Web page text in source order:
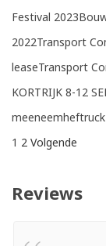
Service
Machine
Nieuws
Contact
Festival
2022Transport
leaseTransport
KORTRIJK 8-12
meeneemheftruck
1 2 Volgende
Reviews